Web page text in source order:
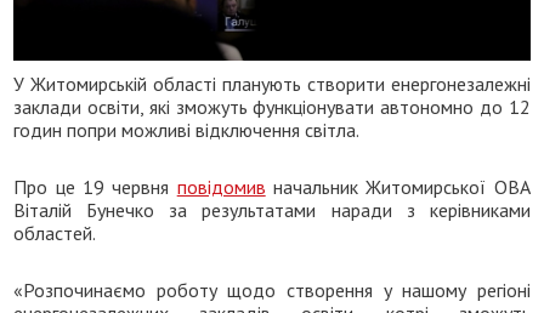
У Житомирській області планують створити енергонезалежні
заклади освіти, які зможуть функціонувати автономно до 12
годин попри можливі відключення світла.
Про це 19 червня повідомив начальник Житомирської ОВА
Віталій Бунечко за результатами наради з керівниками
областей.
«Розпочинаємо роботу щодо створення у нашому регіоні